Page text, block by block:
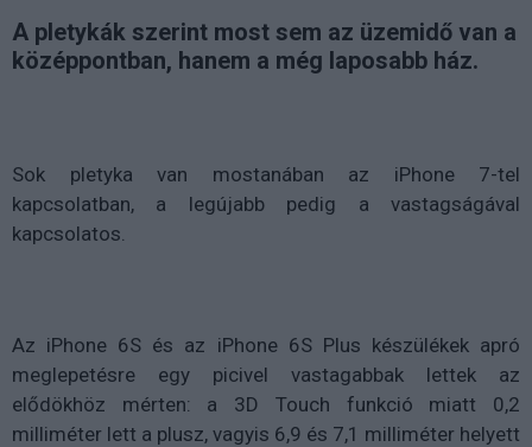
A pletykák szerint most sem az üzemidő van a
középpontban, hanem a még laposabb ház.
Sok pletyka van mostanában az iPhone 7-tel
kapcsolatban, a legújabb pedig a vastagságával
kapcsolatos.
Az iPhone 6S és az iPhone 6S Plus készülékek apró
meglepetésre egy picivel vastagabbak lettek az
elődökhöz mérten: a 3D Touch funkció miatt 0,2
milliméter lett a plusz, vagyis 6,9 és 7,1 milliméter helyett